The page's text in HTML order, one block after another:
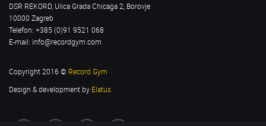
DSR REKORD, Ulica Grada Chicaga 2, Borovje
10000 Zagreb
Telefon: +385 (0)91 9521 068
E-mail: info@recordgym.com
Copyright 2016 © Record Gym
Design & development by Elatus